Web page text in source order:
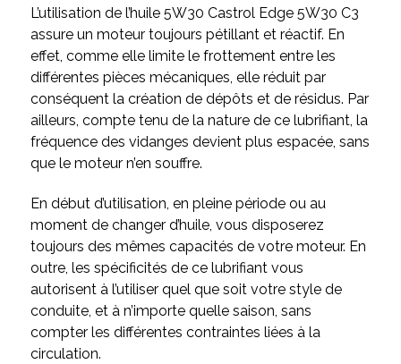
L’utilisation de l’huile 5W30 Castrol Edge 5W30 C3
assure un moteur toujours pétillant et réactif. En
effet, comme elle limite le frottement entre les
différentes pièces mécaniques, elle réduit par
conséquent la création de dépôts et de résidus. Par
ailleurs, compte tenu de la nature de ce lubrifiant, la
fréquence des vidanges devient plus espacée, sans
que le moteur n’en souffre.
En début d’utilisation, en pleine période ou au
moment de changer d’huile, vous disposerez
toujours des mêmes capacités de votre moteur. En
outre, les spécificités de ce lubrifiant vous
autorisent à l’utiliser quel que soit votre style de
conduite, et à n’importe quelle saison, sans
compter les différentes contraintes liées à la
circulation.